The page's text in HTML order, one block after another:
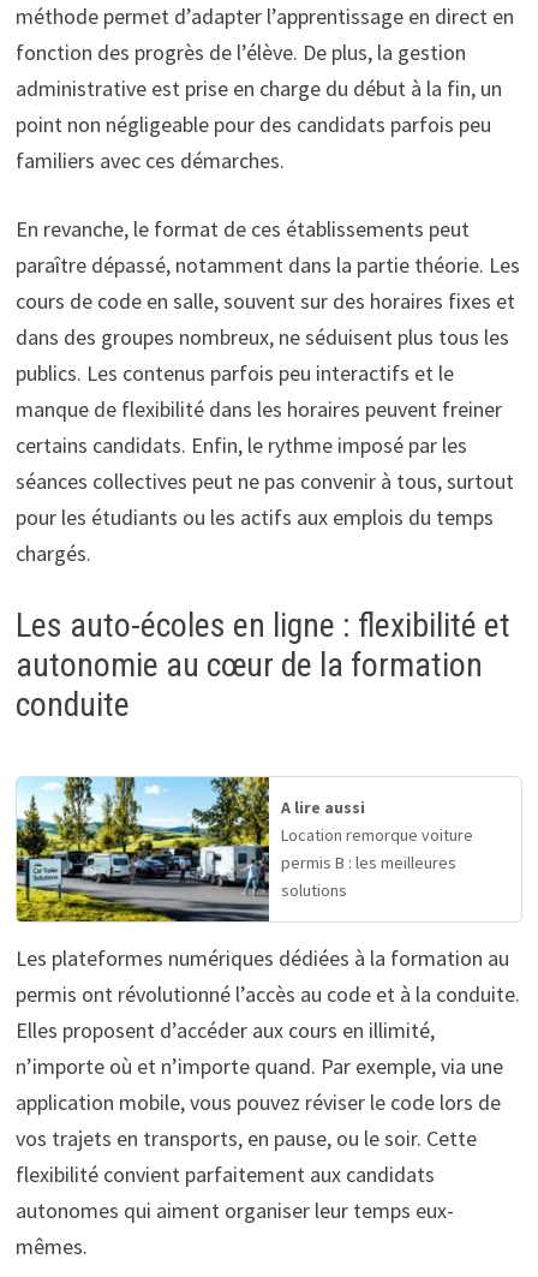
méthode permet d’adapter l’apprentissage en direct en
fonction des progrès de l’élève. De plus, la gestion
administrative est prise en charge du début à la fin, un
point non négligeable pour des candidats parfois peu
familiers avec ces démarches.
En revanche, le format de ces établissements peut
paraître dépassé, notamment dans la partie théorie. Les
cours de code en salle, souvent sur des horaires fixes et
dans des groupes nombreux, ne séduisent plus tous les
publics. Les contenus parfois peu interactifs et le
manque de flexibilité dans les horaires peuvent freiner
certains candidats. Enfin, le rythme imposé par les
séances collectives peut ne pas convenir à tous, surtout
pour les étudiants ou les actifs aux emplois du temps
chargés.
Les auto-écoles en ligne : flexibilité et
autonomie au cœur de la formation
conduite
A lire aussi
Location remorque voiture
permis B : les meilleures
solutions
Les plateformes numériques dédiées à la formation au
permis ont révolutionné l’accès au code et à la conduite.
Elles proposent d’accéder aux cours en illimité,
n’importe où et n’importe quand. Par exemple, via une
application mobile, vous pouvez réviser le code lors de
vos trajets en transports, en pause, ou le soir. Cette
flexibilité convient parfaitement aux candidats
autonomes qui aiment organiser leur temps eux-
mêmes.